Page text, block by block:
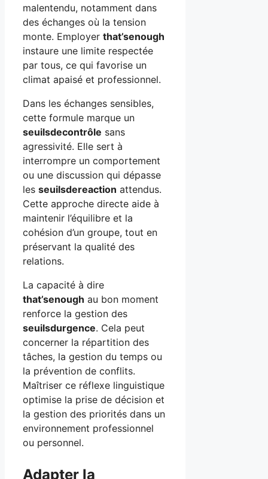
malentendu, notamment dans
des échanges où la tension
monte. Employer that’senough
instaure une limite respectée
par tous, ce qui favorise un
climat apaisé et professionnel.
Dans les échanges sensibles,
cette formule marque un
seuilsdecontrôle sans
agressivité. Elle sert à
interrompre un comportement
ou une discussion qui dépasse
les seuilsdereaction attendus.
Cette approche directe aide à
maintenir l’équilibre et la
cohésion d’un groupe, tout en
préservant la qualité des
relations.
La capacité à dire
that’senough au bon moment
renforce la gestion des
seuilsdurgence. Cela peut
concerner la répartition des
tâches, la gestion du temps ou
la prévention de conflits.
Maîtriser ce réflexe linguistique
optimise la prise de décision et
la gestion des priorités dans un
environnement professionnel
ou personnel.
Adapter la